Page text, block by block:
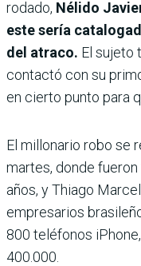
rodado, Nélido
este sería
del atraco. El sujeto
contactó con su
en cierto punto para
El millonario robo se
martes, donde
años, y Thiago
empresarios
800 teléfonos
400.000.